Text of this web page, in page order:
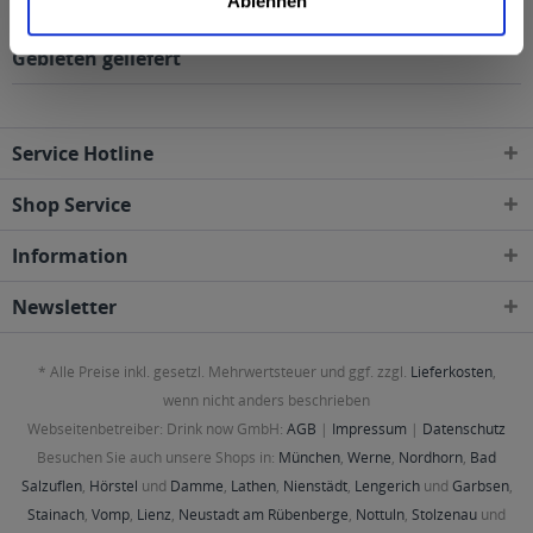
Hütt Radler mit Limette 20 x 0,5l wird in den
folgenden Regionen, Städten, Orten und Postleitzahl-
Gebieten geliefert
Service Hotline
Shop Service
Information
Newsletter
* Alle Preise inkl. gesetzl. Mehrwertsteuer und ggf. zzgl. Lieferkosten,
wenn nicht anders beschrieben
Webseitenbetreiber: Drink now GmbH: AGB | Impressum | Datenschutz
Besuchen Sie auch unsere Shops in: München, Werne, Nordhorn, Bad
Salzuflen, Hörstel und Damme, Lathen, Nienstädt, Lengerichund Garbsen,
Stainach, Vomp, Lienz, Neustadt am Rübenberge, Nottuln, Stolzenau und